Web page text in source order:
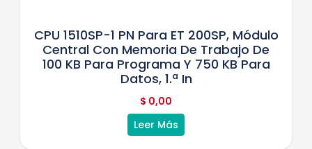
CPU 1510SP-1 PN Para ET 200SP, Módulo
Central Con Memoria De Trabajo De
100 KB Para Programa Y 750 KB Para
Datos, 1.ª In
$ 0,00
Leer Más